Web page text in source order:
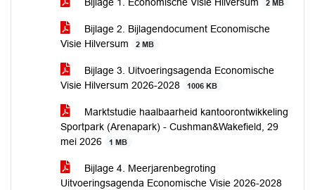
2 MB
Bijlage 2. Bijlagendocument Economische
Visie Hilversum
2 MB
Bijlage 3. Uitvoeringsagenda Economische
Visie Hilversum 2026-2028
1006 KB
Marktstudie haalbaarheid kantoorontwikkeling
Sportpark (Arenapark) - Cushman&Wakefield, 29
mei 2026
1 MB
Bijlage 4. Meerjarenbegroting
Uitvoeringsagenda Economische Visie 2026-2028